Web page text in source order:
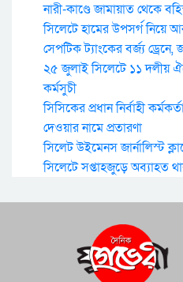
নারী-কাণ্ডে জামায়াত থেকে
সিলেটে হামের উপসর্গ নিয়ে
সেপটিক ট্যাংকের বর্জ্য ড্রেনে,
২৫ জুলাই সিলেটে ১১ দলীয়
কর্মসুচী
সিসিকের প্রধান নির্বাহী
দেওয়ার নামে প্রতারণা
সিলেট উইমেনস জার্নালিস্ট
সিলেটে সপ্তাহজুড়ে অব্যাহত